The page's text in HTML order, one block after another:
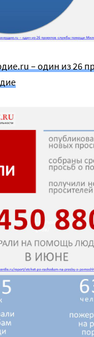
– один из 26